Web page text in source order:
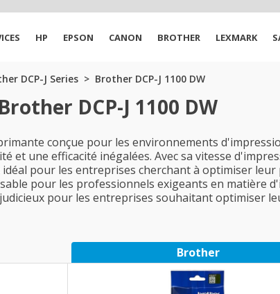
HP EPSON CANON BROTHER LEXMARK
DCP-J Series Brother DCP-J 1100 DW
DCP-J 1100 DW
conçue pour les environnements
et une efficacité inégalées. Avec sa vitesse
pour les entreprises cherchant à optimiser
pour les professionnels exigeants en matière
pour les entreprises souhaitant optimiser
Brother